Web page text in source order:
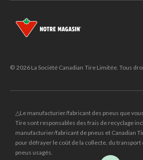
© 2026 La Société Canadian Tire Limitée. Tous
△Le manufacturier/fabricant des pneus que
Tire sont responsables des frais de recyclage
manufacturier/fabricant de pneus et Canadian
pour défrayer le coût de la collecte, du
pneus usagés.